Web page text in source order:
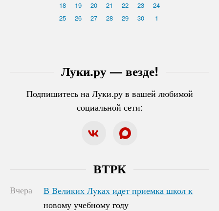
Луки.ру — везде!
Подпишитесь на Луки.ру в вашей любимой
социальной сети:
18
19 20 21 22 23
24
25
26 27 28 29 30 1
ВТРК
Вчера
В Великих Луках идет приемка школ к
новому учебному году
В Великих Луках идет приемка школ к
новому учебному году